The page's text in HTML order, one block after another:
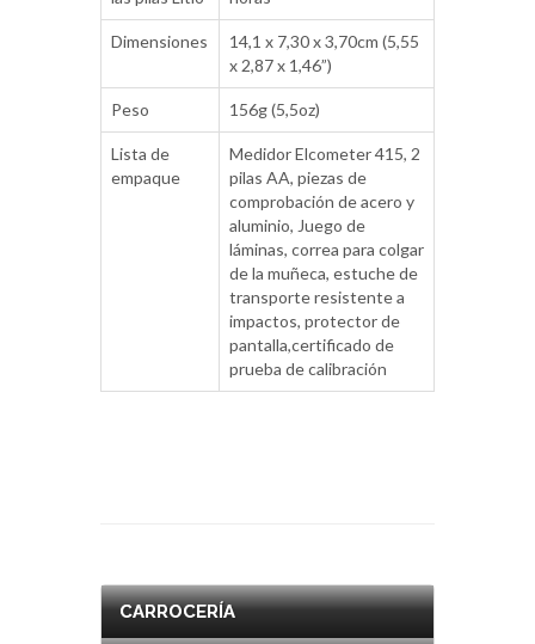
Dimensiones
14,1 x 7,30 x 3,70cm (5,55
x 2,87 x 1,46”)
Peso 156g (5,5oz)
Lista de
empaque
Medidor Elcometer 415, 2
pilas AA, piezas de
comprobación de acero y
aluminio, Juego de
láminas, correa para colgar
de la muñeca, estuche de
transporte resistente a
impactos, protector de
pantalla,certificado de
prueba de calibración
CARROCERÍA